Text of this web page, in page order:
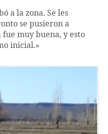
a la zona. Se les
se pusieron a
fue muy buena, y esto
inicial.»